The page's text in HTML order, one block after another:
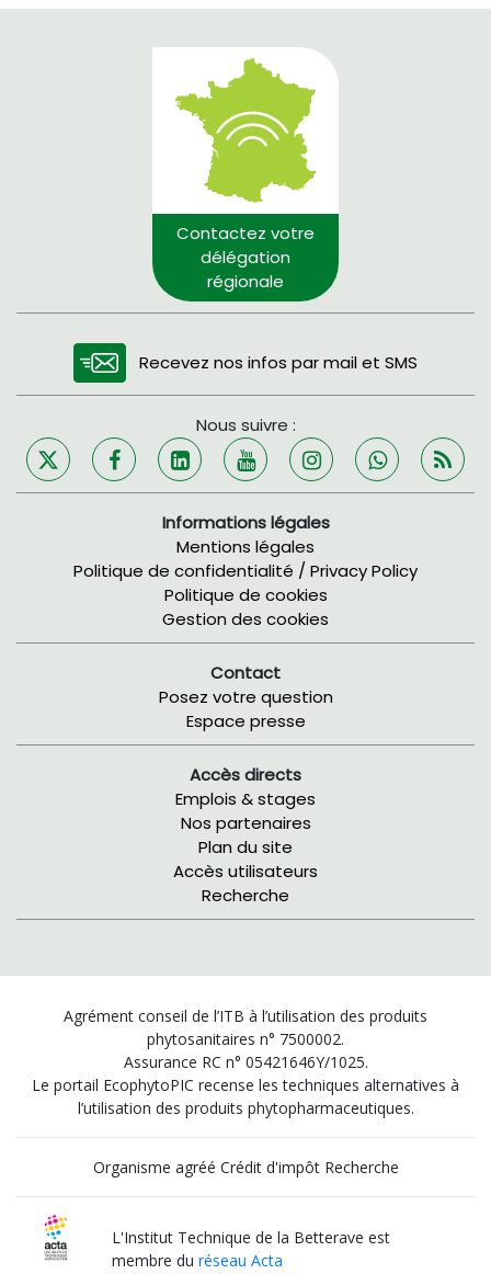
Contactez votre
délégation
régionale
Recevez nos infos par mail et SMS
Nous suivre :
Informations légales
Mentions légales
Politique de confidentialité / Privacy Policy
Politique de cookies
Gestion des cookies
Contact
Posez votre question
Espace presse
Accès directs
Emplois & stages
Nos partenaires
Plan du site
Accès utilisateurs
Recherche
Agrément conseil de l’ITB à l’utilisation des produits
phytosanitaires n° 7500002.
Assurance RC n° 05421646Y/1025.
Le portail EcophytoPIC recense les techniques alternatives à
l’utilisation des produits phytopharmaceutiques.
Organisme agréé Crédit d'impôt Recherche
L'Institut Technique de la Betterave est
membre duréseau Acta